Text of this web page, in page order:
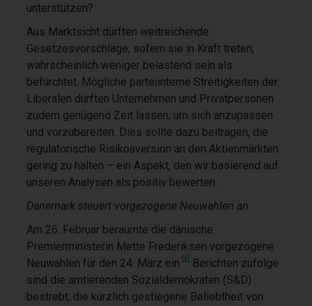
unterstützen?
Aus Marktsicht dürften weitreichende
Gesetzesvorschläge, sofern sie in Kraft treten,
wahrscheinlich weniger belastend sein als
befürchtet. Mögliche parteiinterne Streitigkeiten der
Liberalen dürften Unternehmen und Privatpersonen
zudem genügend Zeit lassen, um sich anzupassen
und vorzubereiten. Dies sollte dazu beitragen, die
regulatorische Risikoaversion an den Aktienmärkten
gering zu halten – ein Aspekt, den wir basierend auf
unseren Analysen als positiv bewerten.
Dänemark steuert vorgezogene Neuwahlen an
Am 26. Februar beraumte die dänische
Premierministerin Mette Frederiksen vorgezogene
Neuwahlen für den 24. März ein. [x] Berichten zufolge
sind die amtierenden Sozialdemokraten (S&D)
bestrebt, die kürzlich gestiegene Beliebtheit von